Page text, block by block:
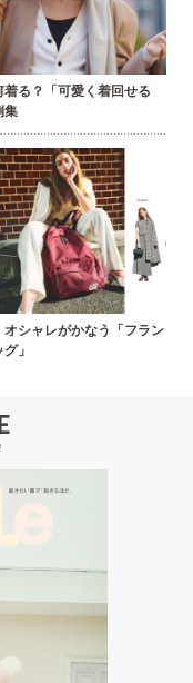
着る？「可愛く着回せる
集
オシャレがかなう「フラン
」